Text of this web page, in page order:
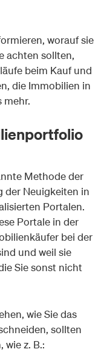
worauf sie
achten sollten,
beim Kauf und
die Immobilien in
mehr.
Methode der
der Neuigkeiten in
Portalen.
Portale in der
bei der
und weil sie
Sie sonst nicht
wie Sie das
sollten
wie z. B.: